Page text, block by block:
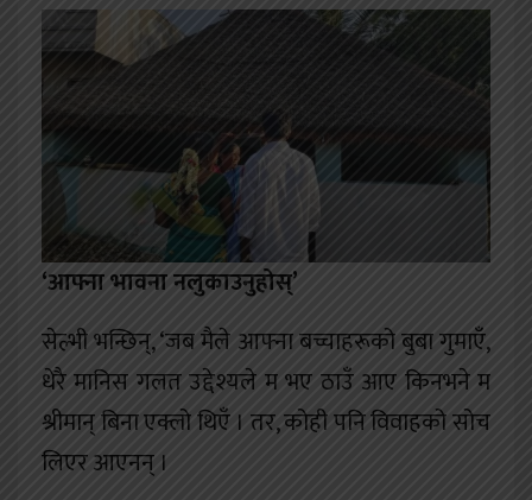
‘आफ्ना भावना नलुकाउनुहोस्’
सेल्भी भन्छिन्, ‘जब मैले आफ्ना बच्चाहरूको बुबा गुमाएँ,
धेरै मानिस गलत उद्देश्यले म भए ठाउँ आए किनभने म
श्रीमान् बिना एक्लो थिएँ । तर, कोही पनि विवाहको सोच
लिएर आएनन् ।